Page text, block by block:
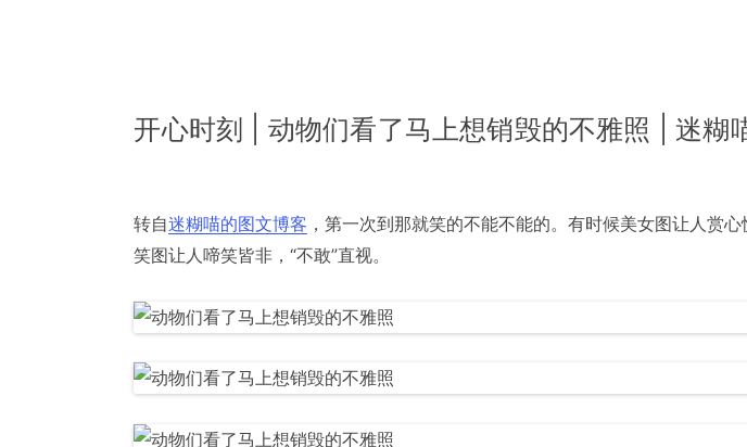
开心时刻 | 动物们看了马上想销毁的不雅照 | 迷糊
转自迷糊喵的图文博客 ，第一次到那就笑的不能不能的。有时候美女图让人赏
笑图让人啼笑皆非，“不敢”直视。